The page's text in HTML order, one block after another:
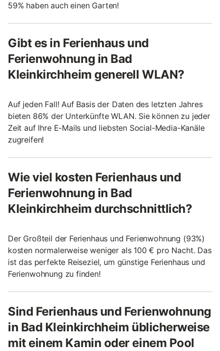
59% haben auch einen Garten!
Gibt es in Ferienhaus und
Ferienwohnung in Bad
Kleinkirchheim generell WLAN?
Auf jeden Fall! Auf Basis der Daten des letzten Jahres
bieten 86% der Unterkünfte WLAN. Sie können zu jeder
Zeit auf Ihre E-Mails und liebsten Social-Media-Kanäle
zugreifen!
Wie viel kosten Ferienhaus und
Ferienwohnung in Bad
Kleinkirchheim durchschnittlich?
Der Großteil der Ferienhaus und Ferienwohnung (93%)
kosten normalerweise weniger als 100 € pro Nacht. Das
ist das perfekte Reiseziel, um günstige Ferienhaus und
Ferienwohnung zu finden!
Sind Ferienhaus und Ferienwohnung
in Bad Kleinkirchheim üblicherweise
mit einem Kamin oder einem Pool